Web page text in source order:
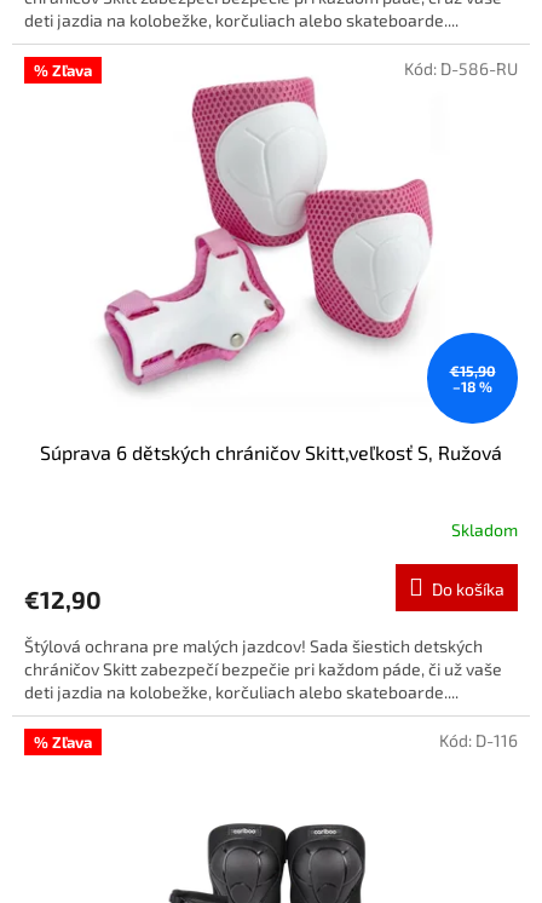
deti jazdia na kolobežke, korčuliach alebo skateboarde....
% Zľava
€15,90
–18 %
Súprava 6 dětských chráničov Skitt,veľkosť S, Ružová
Skladom
€12,90 Do košíka
Štýlová ochrana pre malých jazdcov! Sada šiestich detských
chráničov Skitt zabezpečí bezpečie pri každom páde, či už vaše
deti jazdia na kolobežke, korčuliach alebo skateboarde....
Kód: D-586-RU
% Zľava Kód: D-116